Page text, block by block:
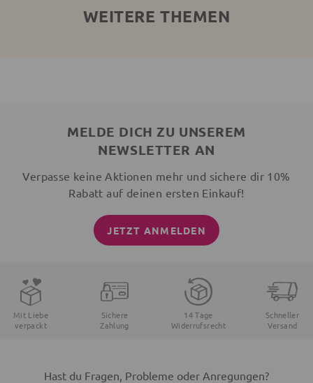
WEITERE THEMEN
MELDE DICH ZU UNSEREM
NEWSLETTER AN
Verpasse keine Aktionen mehr und sichere dir 10%
Rabatt auf deinen ersten Einkauf!
JETZT ANMELDEN
Mit Liebe
verpackt
Sichere
Zahlung
14 Tage
Widerrufsrecht
Schneller
Versand
Hast du Fragen, Probleme oder Anregungen?